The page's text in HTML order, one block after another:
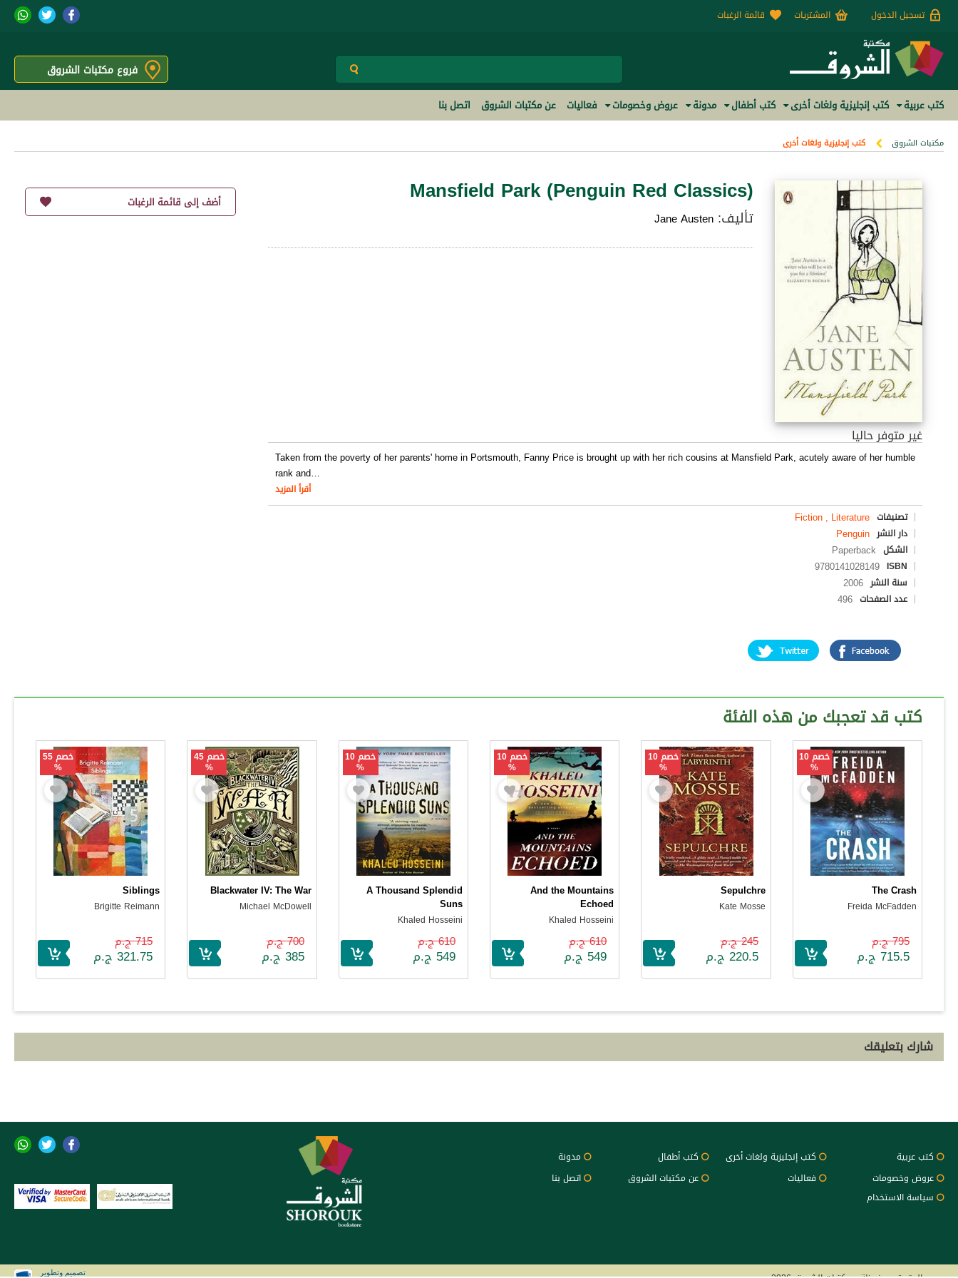
تسجيل الدخول المشتريات قائمة الرغبات
فروع مكتبات الشروق
كتب عربية كتب إنجليزية ولغات أخرى كتب أطفال مدونة عروض وخصومات فعاليات عن مكتبات الشروق اتصل بنا
مكتبات الشروق كتب إنجليزية ولغات أخرى
Mansfield Park (Penguin Red Classics)
تأليف: Jane Austen
غير متوفر حاليا
Taken from the poverty of her parents' home in Portsmouth, Fanny Price is brought up with her rich cousins at Mansfield Park, acutely aware of her humble
rank and…
أقرأ المزيد
تصنيفات Fiction , Literature
دار النشر Penguin
الشكل Paperback
ISBN
9780141028149
سنة النشر 2006
عدد الصفحات 496
أضف إلى قائمة الرغبات
كتب قد تعجبك من هذه الفئة
خصم 10
%
The Crash
Freida McFadden
795 ج.م
715.5 ج.م
خصم 10
%
Sepulchre
Kate Mosse
245 ج.م
220.5 ج.م
خصم 10
%
And the Mountains
Echoed
Khaled Hosseini
610 ج.م
549 ج.م
خصم 10
%
A Thousand Splendid
Suns
Khaled Hosseini
610 ج.م
549 ج.م
خصم 45
%
Blackwater IV: The War
Michael McDowell
700 ج.م
385 ج.م
خصم 55
%
Siblings
Brigitte Reimann
715 ج.م
321.75 ج.م
شارك بتعليقك
كتب عربية كتب إنجليزية ولغات أخرى كتب أطفال
مدونة
عروض وخصومات
فعاليات عن مكتبات الشروق
اتصل بنا
سياسة الاستخدام
تصميم وتطوير